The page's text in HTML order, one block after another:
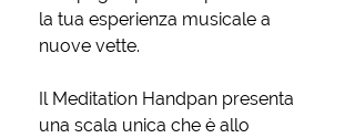
la tua esperienza musicale a
nuove vette.
Il Meditation Handpan presenta
una scala unica che è allo